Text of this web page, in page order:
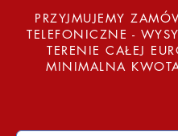
PRZYJMUJEMY
TELEFONICZNE -
TERENIE CAŁEJ
MINIMALNA